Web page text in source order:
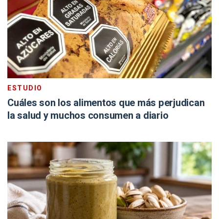
ESTUDIO
Cuáles son los alimentos que más perjudican
la salud y muchos consumen a diario